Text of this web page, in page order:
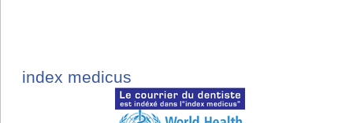
index medicus